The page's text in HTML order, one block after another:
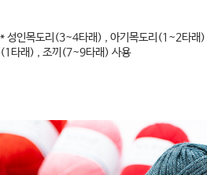
* 성인목도리(3~4타래) , 아기목도리(1~2타래
(1타래) , 조끼(7~9타래) 사용